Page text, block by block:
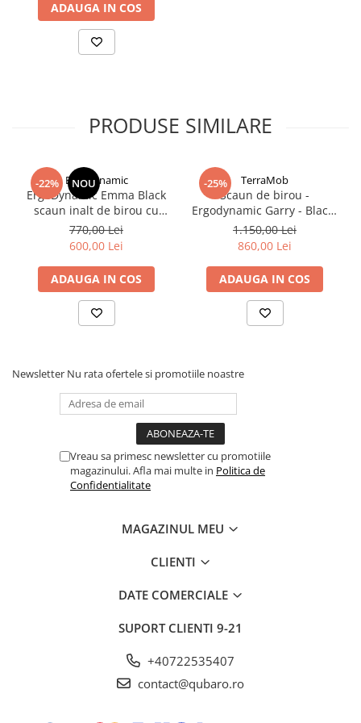
ADAUGA IN COS
PRODUSE SIMILARE
-22% NOU
Ergodynamic
ErgoDynamic Emma Black
scaun inalt de birou cu
suport picioare si roti cu
franare la presiune!!
770,00 Lei
600,00 Lei
ADAUGA IN COS
-25% TerraMob
Scaun de birou -
Ergodynamic Garry - Black-
Full Mesh
1.150,00 Lei
860,00 Lei
ADAUGA IN COS
Newsletter Nu rata ofertele si promotiile noastre
Vreau sa primesc newsletter cu promotiile
magazinului. Afla mai multe in Politica de
Confidentialitate
MAGAZINUL MEU
CLIENTI
DATE COMERCIALE
SUPORT CLIENTI 9-21
+40722535407
contact@qubaro.ro